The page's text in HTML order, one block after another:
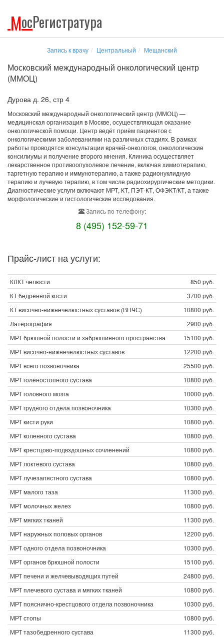
МосРегистратура
Запись к врачу Центральный Мещанский
Московский международный онкологический центр
(ММОЦ)
Дурова д. 26, стр 4
Московский международный онкологический центр (ММОЦ) —
медицинская организация в Москве, осуществляющая оказание
онкологической помощи. Центр ведёт приём пациентов с
онкологическими заболеваниями на различных стадиях. В рамках
работы проводятся консультации врачей-онкологов, онкологические
консилиумы и получение второго мнения. Клиника осуществляет
лекарственное противоопухолевое лечение, включая химиотерапию,
таргетную терапию и иммунотерапию, а также радионуклидную
терапию и лучевую терапию, в том числе радиохирургические методики.
Диагностические услуги включают МРТ, КТ, ПЭТ-КТ, ОФЭКТ/КТ, а также
морфологические и гистологические исследования.
Запись по телефону:
8 (495) 152-59-71
Прайс-лист на услуги:
КЛКТ челюсти
850 руб.
КТ бедренной кости
3700 руб.
КТ височно-нижнечелюстных суставов (ВНЧС)
10800 руб.
Латерография
2900 руб.
МРТ брюшной полости и забрюшинного пространства
15100 руб.
МРТ височно-нижнечелюстных суставов
12200 руб.
МРТ всего позвоночника
25500 руб.
МРТ голеностопного сустава
10800 руб.
МРТ головного мозга
10000 руб.
МРТ грудного отдела позвоночника
10300 руб.
МРТ кисти руки
10800 руб.
МРТ коленного сустава
10800 руб.
МРТ крестцово-подвздошных сочленений
10800 руб.
МРТ локтевого сустава
10800 руб.
МРТ лучезапястного сустава
10800 руб.
МРТ малого таза
11300 руб.
МРТ молочных желез
10800 руб.
МРТ мягких тканей
11300 руб.
МРТ наружных половых органов
12200 руб.
МРТ одного отдела позвоночника
10300 руб.
МРТ органов брюшной полости
15100 руб.
МРТ печени и желчевыводящих путей
24800 руб.
МРТ плечевого сустава и мягких тканей
10800 руб.
МРТ пояснично-крестцового отдела позвоночника
10300 руб.
МРТ стопы
10800 руб.
МРТ тазобедренного сустава
11300 руб.